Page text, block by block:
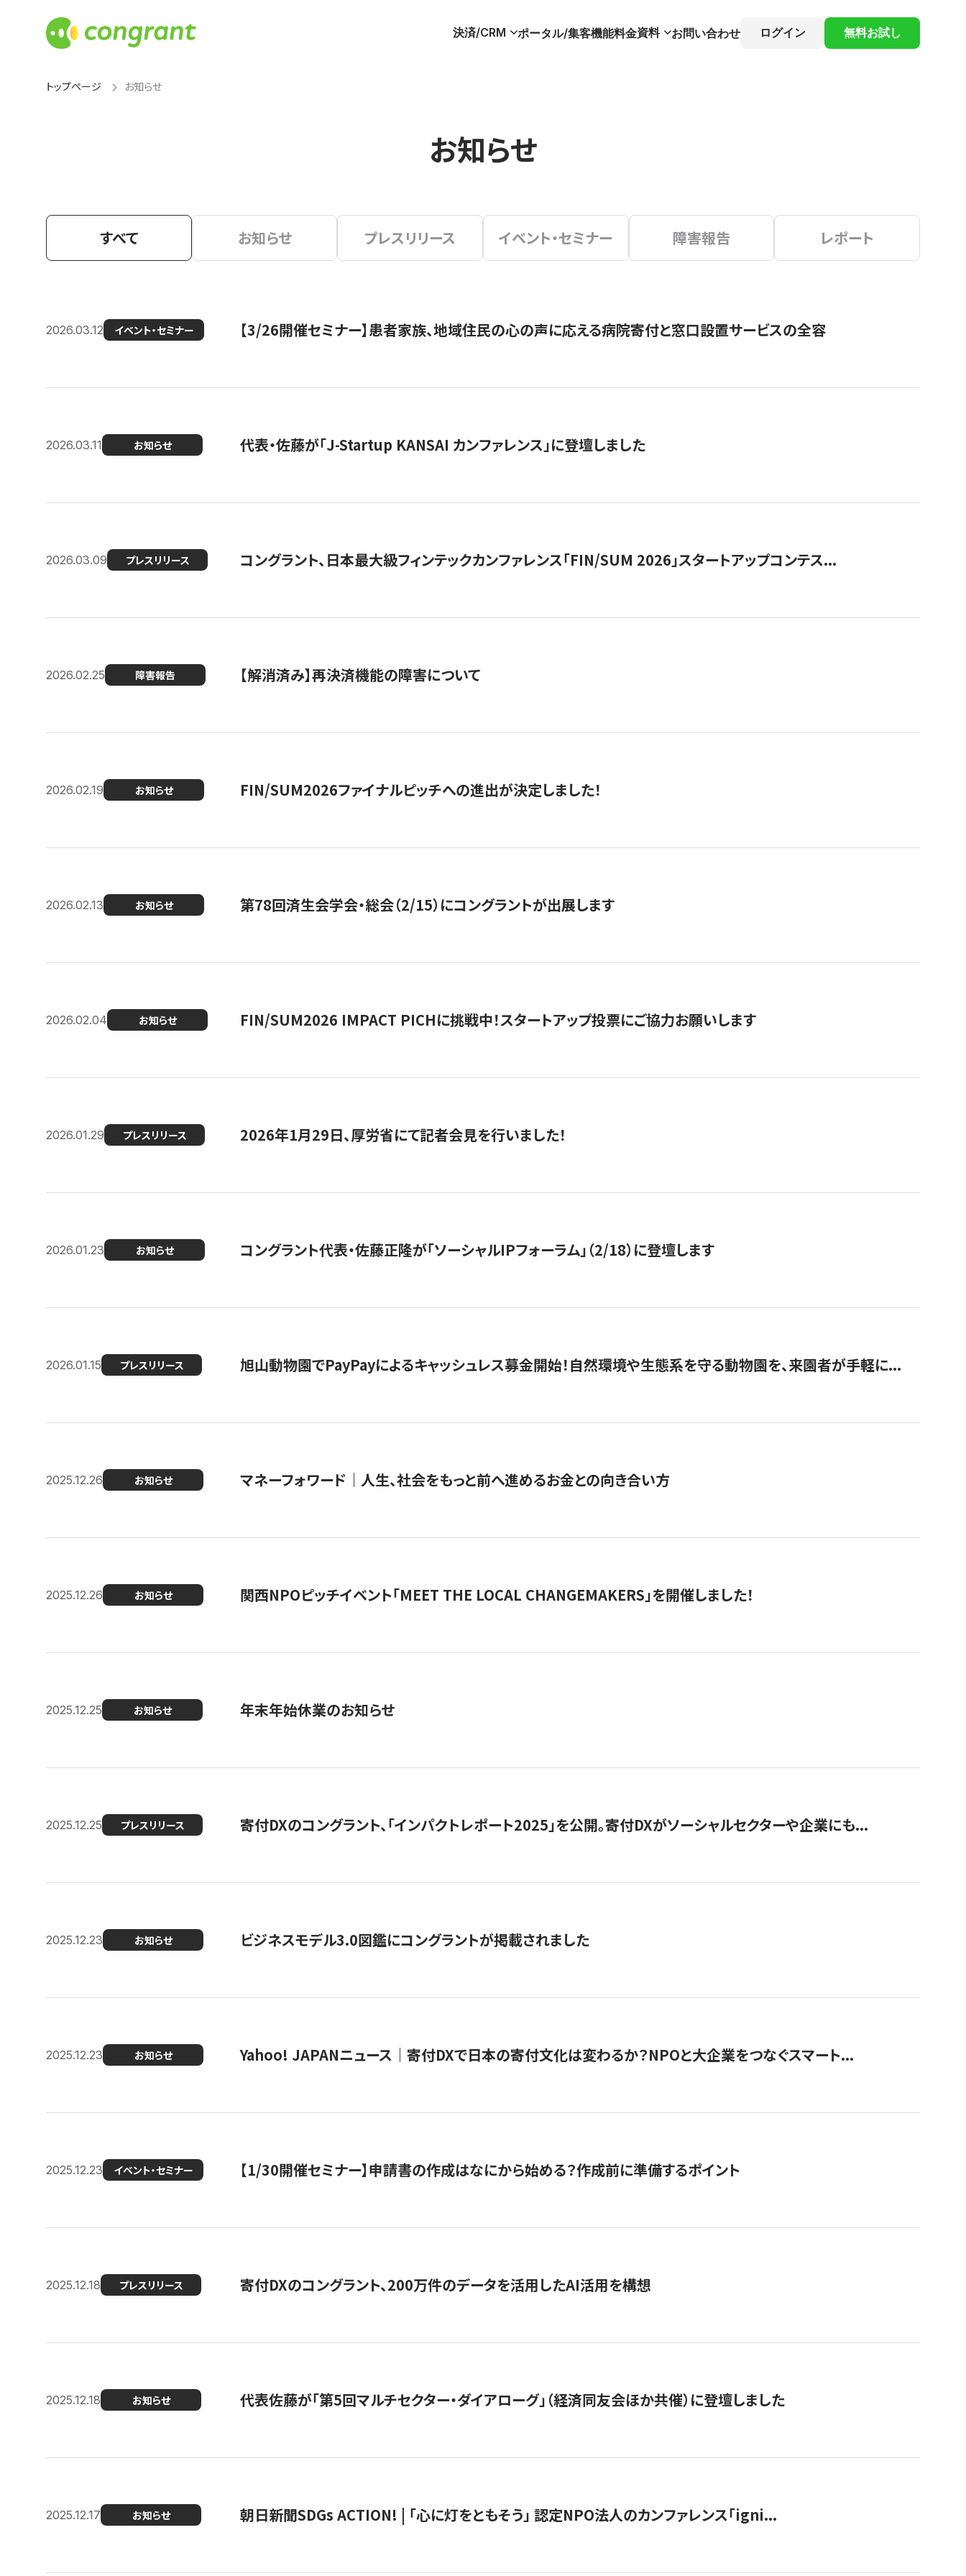
決済/CRM ポータル/集客機能料金資料 お問い合わせ ログイン 無料お試し
トップページ お知らせ
お知らせ
すべて お知らせ プレスリリース イベント・セミナー 障害報告 レポート
2026.03.12 イベント・セミナー 【3/26開催セミナー】患者家族、地域住民の心の声に応える病院寄付と窓口設置サービスの全容
2026.03.11 お知らせ 代表・佐藤が「J-Startup KANSAI カンファレンス」に登壇しました
2026.03.09 プレスリリース コングラント、日本最大級フィンテックカンファレンス「FIN/SUM 2026」スタートアップコンテス...
2026.02.25 障害報告 【解消済み】再決済機能の障害について
2026.02.19 お知らせ FIN/SUM2026ファイナルピッチへの進出が決定しました！
2026.02.13 お知らせ 第78回済生会学会・総会（2/15）にコングラントが出展します
2026.02.04 お知らせ FIN/SUM2026 IMPACT PICHに挑戦中！スタートアップ投票にご協力お願いします
2026.01.29 プレスリリース 2026年1月29日、厚労省にて記者会見を行いました！
2026.01.23 お知らせ コングラント代表・佐藤正隆が「ソーシャルIPフォーラム」（2/18）に登壇します
2026.01.15 プレスリリース 旭山動物園でPayPayによるキャッシュレス募金開始！自然環境や生態系を守る動物園を、来園者が手軽に...
2025.12.26 お知らせ マネーフォワード｜人生、社会をもっと前へ進めるお金との向き合い方
2025.12.26 お知らせ 関西NPOピッチイベント「MEET THE LOCAL CHANGEMAKERS」を開催しました！
2025.12.25 お知らせ 年末年始休業のお知らせ
2025.12.25 プレスリリース 寄付DXのコングラント、「インパクトレポート2025」を公開。寄付DXがソーシャルセクターや企業にも...
2025.12.23 お知らせ ビジネスモデル3.0図鑑にコングラントが掲載されました
2025.12.23 お知らせ Yahoo! JAPANニュース｜寄付DXで日本の寄付文化は変わるか？NPOと大企業をつなぐスマート...
2025.12.23 イベント・セミナー 【1/30開催セミナー】申請書の作成はなにから始める？作成前に準備するポイント
2025.12.18 プレスリリース 寄付DXのコングラント、200万件のデータを活用したAI活用を構想
2025.12.18 お知らせ 代表佐藤が「第5回マルチセクター・ダイアローグ」（経済同友会ほか共催）に登壇しました
2025.12.17 お知らせ 朝日新聞SDGs ACTION! | 「心に灯をともそう」 認定NPO法人のカンファレンス「igni...